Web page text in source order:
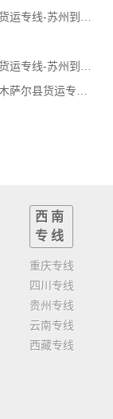
西南
专线
重庆专线
四川专线
贵州专线
云南专线
西藏专线